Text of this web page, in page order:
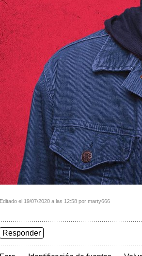
Editado el 19/07/2020 a las 12:58 por marty666
Responder